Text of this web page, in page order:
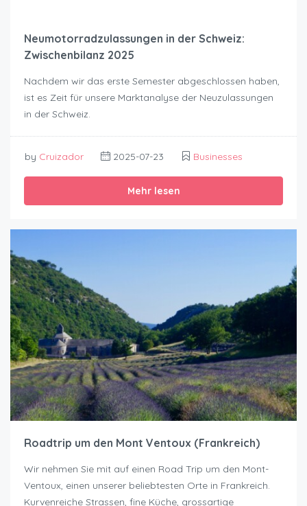
Neumotorradzulassungen in der Schweiz:
Zwischenbilanz 2025
Nachdem wir das erste Semester abgeschlossen haben,
ist es Zeit für unsere Marktanalyse der Neuzulassungen
in der Schweiz.
by Cruizador 2025-07-23 Businesses
Mehr lesen
Roadtrip um den Mont Ventoux (Frankreich)
Wir nehmen Sie mit auf einen Road Trip um den Mont-
Ventoux, einen unserer beliebtesten Orte in Frankreich.
Kurvenreiche Strassen, fine Küche, grossartige